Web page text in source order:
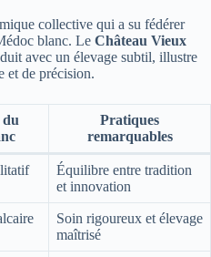
collective qui a su fédérer
blanc. Le Château Vieux
avec un élevage subtil, illustre
et de précision.
du
Pratiques
remarquables
Équilibre entre tradition
et innovation
Soin rigoureux et élevage
maîtrisé